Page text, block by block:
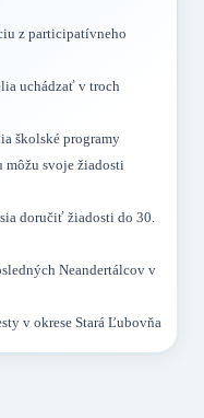
z participatívneho
uchádzať v troch
školské programy
môžu svoje žiadosti
doručiť žiadosti do 30.
Neandertálcov v
v okrese Stará Ľubovňa